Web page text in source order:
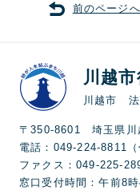
前のページ
川越
川越市 法
〒350-8601 埼玉県川
電話：049-224-8811（
ファクス：049-225-
窓口受付時間：午前8